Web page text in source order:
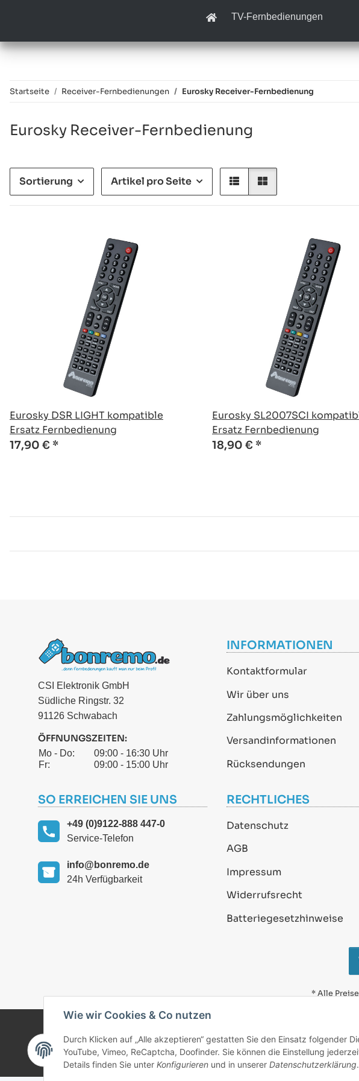
TV-Fernbedienungen
Startseite Receiver-Fernbedienungen Eurosky Receiver-Fernbedienung
Eurosky Receiver-Fernbedienung
Sortierung Artikel pro Seite
Eurosky DSR LIGHT kompatible
Ersatz Fernbedienung
17,90 € *
Eurosky SL2007SCI
Ersatz Fernbedienung
18,90 € *
CSI Elektronik GmbH
Südliche Ringstr. 32
91126 Schwabach
ÖFFNUNGSZEITEN:
Mo - Do:
09:00 - 16:30 Uhr
Fr:
09:00 - 15:00 Uhr
INFORMATIONEN
Kontaktformular
Wir über uns
Zahlungsmöglichkeiten
Versandinformationen
Rücksendungen
SO ERREICHEN SIE UNS
+49 (0)9122-888 447-0
Service-Telefon
info@bonremo.de
24h Verfügbarkeit
RECHTLICHES
Datenschutz
AGB
Impressum
Widerrufsrecht
Batteriegesetzhinweise
* Alle
© 2025 bonremo.de. Alle Rechte vorbehalten.
Eigentümer.
Wie wir Cookies & Co nutzen
Durch Klicken auf „Alle akzeptieren“ gestatten Sie den Einsatz folgender
YouTube, Vimeo, ReCaptcha, Doofinder. Sie können die Einstellung
Details finden Sie unter Konfigurieren und in unserer Datenschutzerklärung.